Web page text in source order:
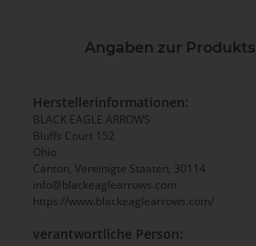
Angaben zur
Herstellerinformationen:
BLACK EAGLE ARROWS
Bluffs Court 152
Ohio
Canton, Vereinigte Staaten, 30114
info@blackeaglearrows.com
https://www.blackeaglearrows.com/
verantwortliche Person: